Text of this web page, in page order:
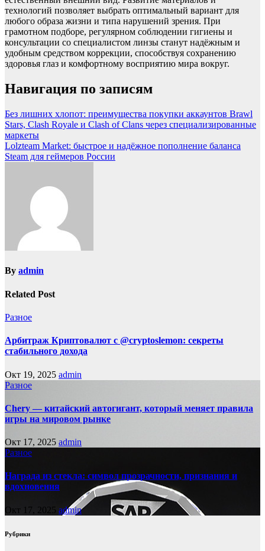
технологий позволяет выбрать оптимальный вариант для
любого образа жизни и типа нарушений зрения. При
грамотном подборе, регулярном соблюдении гигиены и
консультации со специалистом линзы станут надёжным и
удобным средством коррекции, способствуя сохранению
здоровья глаз и комфортному восприятию мира вокруг.
Навигация по записям
Без лишних хлопот: преимущества покупки аккаунтов Brawl
Stars, Clash Royale и Clash of Clans через специализированные
маркеты
Lolzteam Market: быстрое и надёжное пополнение баланса
Steam для геймеров России
By admin
Related Post
Разное
Арбитраж Криптовалют с @cryptoslemon: секреты
стабильного дохода
Окт 19, 2025 admin
Разное
Chery — китайский автогигант, который меняет правила
игры на мировом рынке
Окт 17, 2025 admin
Разное
Награда из стекла: символ прозрачности, признания и
вдохновения
Окт 17, 2025 admin
Рубрики